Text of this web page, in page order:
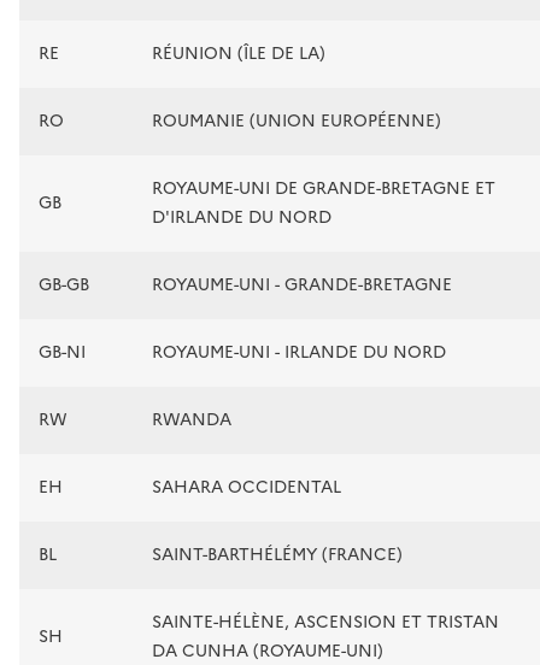
RE RÉUNION (ÎLE DE LA)
RO ROUMANIE (UNION EUROPÉENNE)
GB
ROYAUME-UNI DE GRANDE-BRETAGNE ET
D'IRLANDE DU NORD
GB-GB ROYAUME-UNI - GRANDE-BRETAGNE
GB-NI ROYAUME-UNI - IRLANDE DU NORD
RW RWANDA
EH SAHARA OCCIDENTAL
BL SAINT-BARTHÉLÉMY (FRANCE)
SH
SAINTE-HÉLÈNE, ASCENSION ET TRISTAN
DA CUNHA (ROYAUME-UNI)